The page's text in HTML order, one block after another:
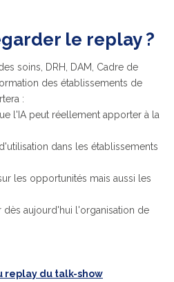
le replay ?
soins, DRH, DAM, Cadre de
des établissements de
:
l'IA peut réellement apporter à la
dans les établissements
les opportunités mais aussi les
aujourd'hui l'organisation de
replay du talk-show